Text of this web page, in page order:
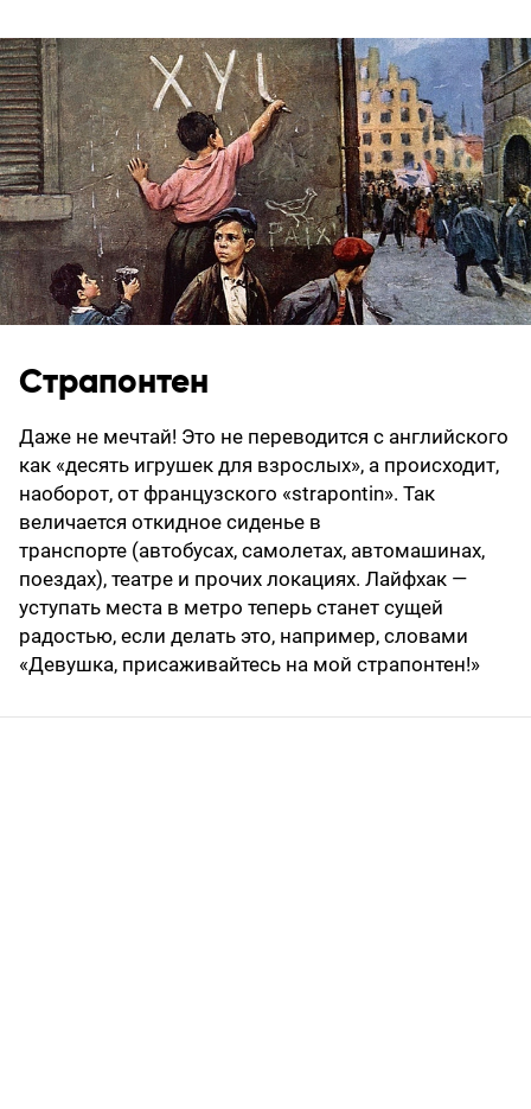
Страпонтен
Даже не мечтай! Это не переводится с английского
как «десять игрушек для взрослых», а происходит,
наоборот, от французского «strapontin». Так
величается откидное сиденье в
транспорте (автобусах, самолетах, автомашинах,
поездах), театре и прочих локациях. Лайфхак —
уступать места в метро теперь станет сущей
радостью, если делать это, например, словами
«Девушка, присаживайтесь на мой страпонтен!»